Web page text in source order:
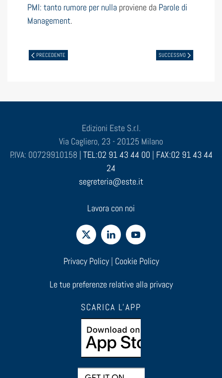
PMI: tanto rumore per nulla proviene da Parole di
Management.
PRECEDENTE SUCCESSIVO
Edizioni Este S.r.l.
Via Cagliero, 23 - 20125 Milano
P.IVA: 00729910158 | TEL:02 91 43 44 00 | FAX:02 91 43 44
24
segreteria@este.it
Lavora con noi
Privacy Policy| Cookie Policy
Le tue preferenze relative alla privacy
SCARICA L'APP